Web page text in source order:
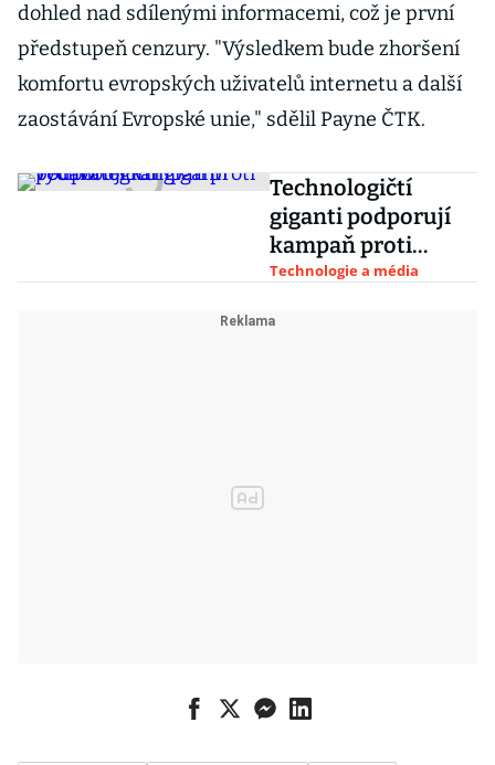
dohled nad sdílenými informacemi, což je první
předstupeň cenzury. "Výsledkem bude zhoršení
komfortu evropských uživatelů internetu a další
zaostávání Evropské unie," sdělil Payne ČTK.
Technologičtí
giganti podporují
kampaň proti
vydavatelům
Technologie a média